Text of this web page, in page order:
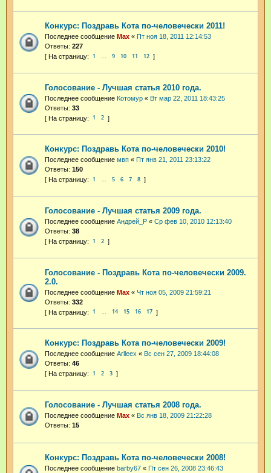
Конкурс: Поздравь Кота по-человечески 2011!
Последнее сообщение Max « Пт ноя 18, 2011 12:14:53
Ответы: 227
1 … 9 10 11 12
Голосование - Лучшая статья 2010 года.
Последнее сообщение Котомур « Вт мар 22, 2011 18:43:25
Ответы: 33
1 2
Конкурс: Поздравь Кота по-человечески 2010!
Последнее сообщение мвп « Пт янв 21, 2011 23:13:22
Ответы: 150
1 … 5 6 7 8
Голосование - Лучшая статья 2009 года.
Последнее сообщение Андрей_Р « Ср фев 10, 2010 12:13:40
Ответы: 38
1 2
Голосование - Поздравь Кота по-человечески 2009.
2.0.
Последнее сообщение Max « Чт ноя 05, 2009 21:59:21
Ответы: 332
1 14 15 16 17
Конкурс: Поздравь Кота по-человечески 2009!
Последнее сообщение Arlleex « Вс сен 27, 2009 18:44:08
Ответы: 46
1 2 3
Голосование - Лучшая статья 2008 года.
Последнее сообщение Max « Вс янв 18, 2009 21:22:28
Ответы: 15
Конкурс: Поздравь Кота по-человечески 2008!
Последнее сообщение barby67 « Пт сен 26, 2008 23:46:43